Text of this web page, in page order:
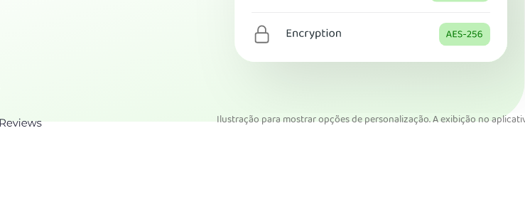
Ilustração para mostrar opções de personalização. A exibição no